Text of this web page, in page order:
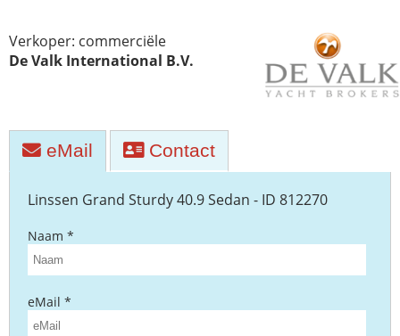
Verkoper: commerciële
De Valk International B.V.
eMail Contact
Linssen Grand Sturdy 40.9 Sedan - ID 812270
Naam *
eMail *